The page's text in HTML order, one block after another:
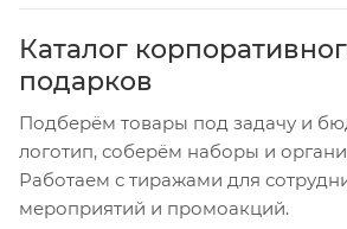
Каталог
подарков
Подберём товары под задачу и
логотип, соберём наборы и
Работаем с тиражами для
мероприятий и промоакций.